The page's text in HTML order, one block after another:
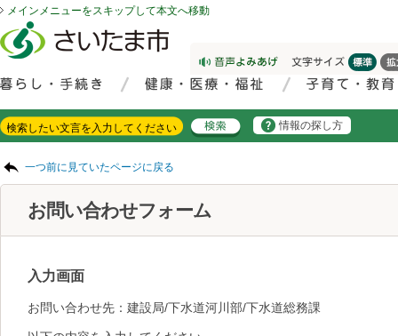
メインメニューをスキップして本文へ移動
情報の探し方
一つ前に見ていたページに戻る
お問い合わせフォーム
入力画面
お問い合わせ先：建設局/下水道河川部/下水道総務課